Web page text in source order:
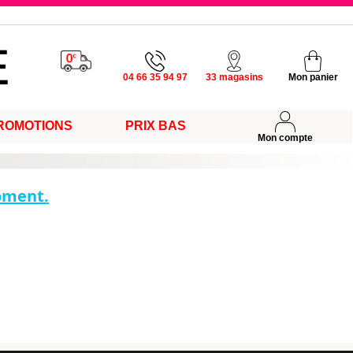
04 66 35 94 97 33 magasins Mon panier
PRIX BAS
Mon compte